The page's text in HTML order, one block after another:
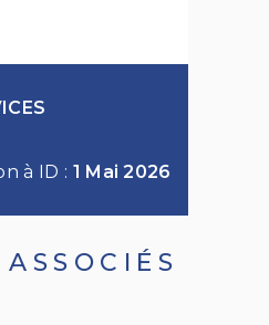
à ID : 1 Mai 2026